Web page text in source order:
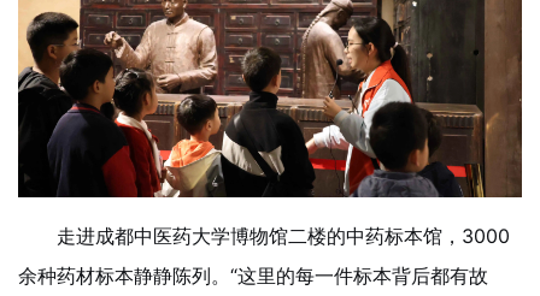
走进成都中医药大学博物馆二楼的中药标本馆，3000
余种药材标本静静陈列。“这里的每一件标本背后都有故